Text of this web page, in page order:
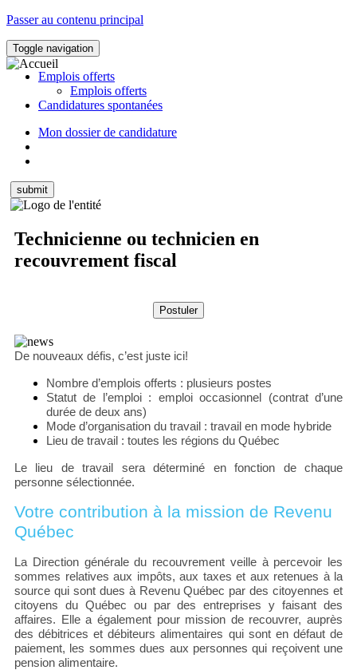
Passer au contenu principal
Toggle navigation
Emplois offerts
Emplois offerts
Candidatures spontanées
Mon dossier de candidature
Technicienne ou technicien en
recouvrement fiscal
De nouveaux défis, c’est juste ici!
Nombre d’emplois offerts : plusieurs postes
Statut de l’emploi : emploi occasionnel (contrat d’une
durée de deux ans)
Mode d’organisation du travail : travail en mode hybride
Lieu de travail : toutes les régions du Québec
Le lieu de travail sera déterminé en fonction de chaque
personne sélectionnée.
Votre contribution à la mission de Revenu
Québec
La Direction générale du recouvrement veille à percevoir les
sommes relatives aux impôts, aux taxes et aux retenues à la
source qui sont dues à Revenu Québec par des citoyennes et
citoyens du Québec ou par des entreprises y faisant des
affaires. Elle a également pour mission de recouvrer, auprès
des débitrices et débiteurs alimentaires qui sont en défaut de
paiement, les sommes dues aux personnes qui reçoivent une
pension alimentaire.